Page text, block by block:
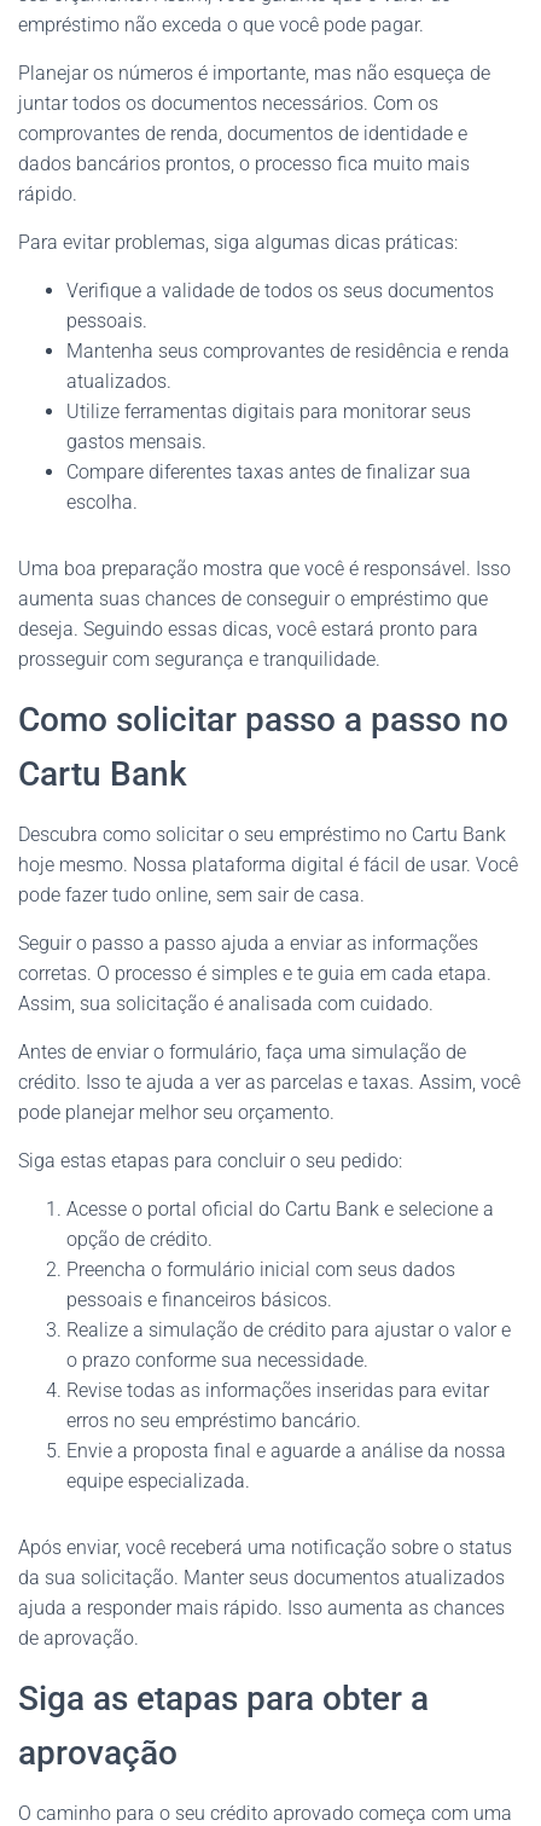
empréstimo não exceda o que você pode pagar.
Planejar os números é importante, mas não esqueça de
juntar todos os documentos necessários. Com os
comprovantes de renda, documentos de identidade e
dados bancários prontos, o processo fica muito mais
rápido.
Para evitar problemas, siga algumas dicas práticas:
Verifique a validade de todos os seus documentos
pessoais.
Mantenha seus comprovantes de residência e renda
atualizados.
Utilize ferramentas digitais para monitorar seus
gastos mensais.
Compare diferentes taxas antes de finalizar sua
escolha.
Uma boa preparação mostra que você é responsável. Isso
aumenta suas chances de conseguir o empréstimo que
deseja. Seguindo essas dicas, você estará pronto para
prosseguir com segurança e tranquilidade.
Como solicitar passo a passo no
Cartu Bank
Descubra como solicitar o seu empréstimo no Cartu Bank
hoje mesmo. Nossa plataforma digital é fácil de usar. Você
pode fazer tudo online, sem sair de casa.
Seguir o passo a passo ajuda a enviar as informações
corretas. O processo é simples e te guia em cada etapa.
Assim, sua solicitação é analisada com cuidado.
Antes de enviar o formulário, faça uma simulação de
crédito. Isso te ajuda a ver as parcelas e taxas. Assim, você
pode planejar melhor seu orçamento.
Siga estas etapas para concluir o seu pedido:
Acesse o portal oficial do Cartu Bank e selecione a
opção de crédito.
Preencha o formulário inicial com seus dados
pessoais e financeiros básicos.
Realize a simulação de crédito para ajustar o valor e
o prazo conforme sua necessidade.
Revise todas as informações inseridas para evitar
erros no seu empréstimo bancário.
Envie a proposta final e aguarde a análise da nossa
equipe especializada.
Após enviar, você receberá uma notificação sobre o status
da sua solicitação. Manter seus documentos atualizados
ajuda a responder mais rápido. Isso aumenta as chances
de aprovação.
Siga as etapas para obter a
aprovação
O caminho para o seu crédito aprovado começa com uma